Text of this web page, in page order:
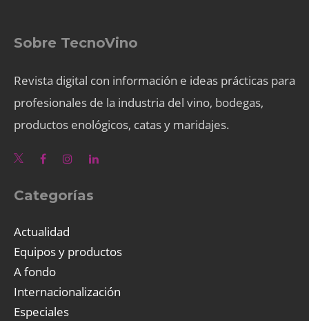
Sobre TecnoVino
Revista digital con información e ideas prácticas para
profesionales de la industria del vino, bodegas,
productos enológicos, catas y maridajes.
Categorías
Actualidad
Equipos y productos
A fondo
Internacionalización
Especiales